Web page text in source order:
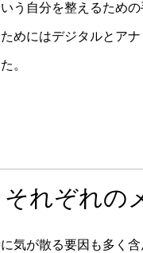
う自分を整えるため
めにはデジタルとア
。
れぞれの
気が散る要因も多く